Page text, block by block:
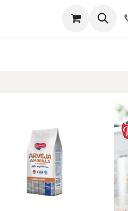
Como comprar